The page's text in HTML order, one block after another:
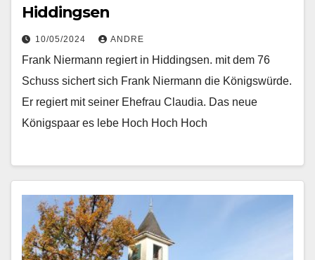
Hiddingsen
10/05/2024 ANDRE
Frank Niermann regiert in Hiddingsen. mit dem 76
Schuss sichert sich Frank Niermann die Königswürde.
Er regiert mit seiner Ehefrau Claudia. Das neue
Königspaar es lebe Hoch Hoch Hoch